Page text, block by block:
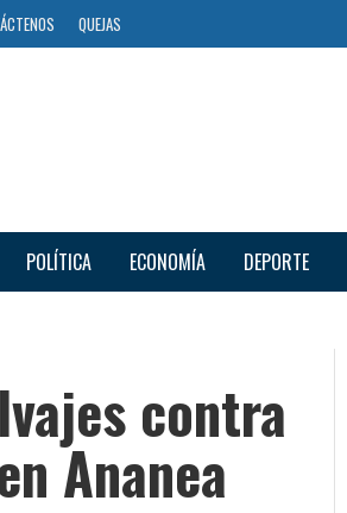
QUEJAS
POLÍTICA ECONOMÍA DEPORTE
contra
Ananea